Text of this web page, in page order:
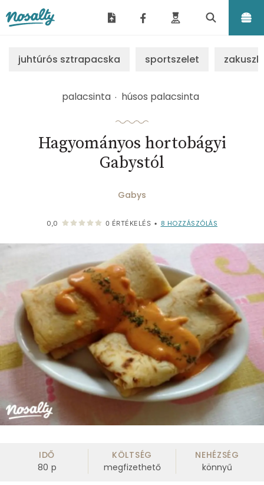
juhtúrós sztrapacska sportszelet
palacsinta húsos palacsinta
Hagyományos hortobágyi
Gabystól
Gabys
0,0 0 ÉRTÉKELÉS • 8 HOZZÁSZÓLÁS
IDŐ
80 p
KÖLTSÉG
megfizethető
NEHÉZSÉG
könnyű